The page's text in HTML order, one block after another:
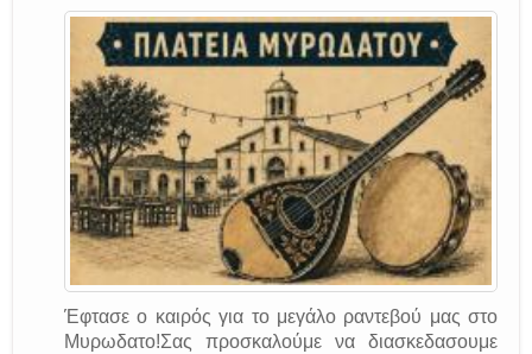
Έφτασε ο καιρός για το μεγάλο ραντεβού μας στο
Μυρωδατο!Σας προσκαλούμε να διασκεδασουμε